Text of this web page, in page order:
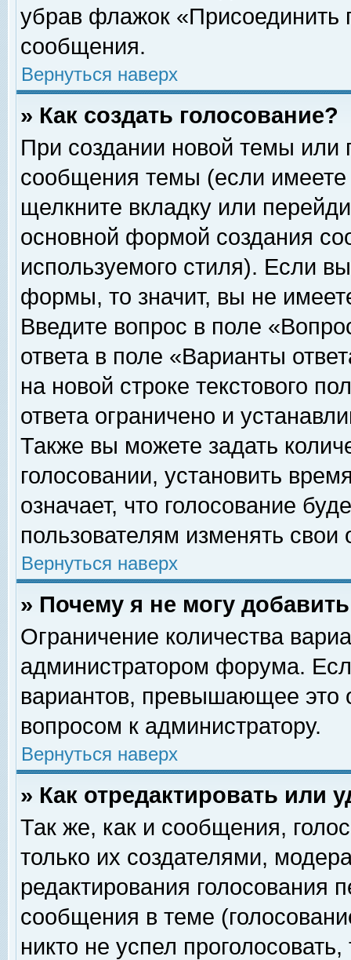
убрав флажок «Присоединить
сообщения.
Вернуться наверх
» Как создать голосование?
При создании новой темы или
сообщения темы (если
щелкните вкладку или
основной формой создания
используемого стиля). Если
формы, то значит, вы не
Введите вопрос в поле
ответа в поле «Варианты
на новой строке текстового
ответа ограничено и
Также вы можете задать
голосовании, установить
означает, что голосование
пользователям изменять свои
Вернуться наверх
» Почему я не могу
Ограничение количества
администратором форума.
вариантов, превышающее это
вопросом к администратору.
Вернуться наверх
» Как отредактировать или
Так же, как и сообщения,
только их создателями,
редактирования голосования
сообщения в теме
никто не успел